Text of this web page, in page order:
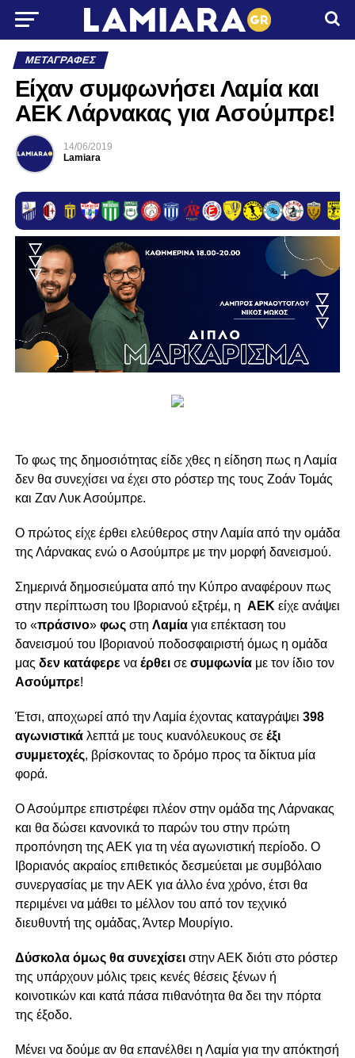
ΜΕΤΑΓΡΑΦΈΣ
Είχαν συμφωνήσει Λαμία και
ΑΕΚ Λάρνακας για Ασούμπρε!
14/06/2019
Lamiara
Το φως της δημοσιότητας είδε χθες η είδηση πως η Λαμία
δεν θα συνεχίσει να έχει στο ρόστερ της τους Ζοάν Τομάς
και Ζαν Λυκ Ασούμπρε.
Ο πρώτος είχε έρθει ελεύθερος στην Λαμία από την ομάδα
της Λάρνακας ενώ ο Ασούμπρε με την μορφή δανεισμού.
Σημερινά δημοσιεύματα από την Κύπρο αναφέρουν πως
στην περίπτωση του Ιβοριανού εξτρέμ, η ΑΕΚ είχε ανάψει
το «πράσινο» φως στη Λαμία για επέκταση του
δανεισμού του Ιβοριανού ποδοσφαιριστή όμως η ομάδα
μας δεν κατάφερε να έρθει σε συμφωνία με τον ίδιο τον
Ασούμπρε!
Έτσι, αποχωρεί από την Λαμία έχοντας καταγράψει 398
αγωνιστικά λεπτά με τους κυανόλευκους σε έξι
συμμετοχές, βρίσκοντας το δρόμο προς τα δίκτυα μία
φορά.
Ο Ασούμπρε επιστρέφει πλέον στην ομάδα της Λάρνακας
και θα δώσει κανονικά το παρών του στην πρώτη
προπόνηση της ΑΕΚ για τη νέα αγωνιστική περίοδο. Ο
Ιβοριανός ακραίος επιθετικός δεσμεύεται με συμβόλαιο
συνεργασίας με την ΑΕΚ για άλλο ένα χρόνο, έτσι θα
περιμένει να μάθει το μέλλον του από τον τεχνικό
διευθυντή της ομάδας, Άντερ Μουρίγιο.
Δύσκολα όμως θα συνεχίσει στην ΑΕΚ διότι στο ρόστερ
της υπάρχουν μόλις τρεις κενές θέσεις ξένων ή
κοινοτικών και κατά πάσα πιθανότητα θα δει την πόρτα
της έξοδο.
Μένει να δούμε αν θα επανέλθει η Λαμία για την απόκτησή